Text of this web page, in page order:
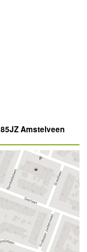
Amstelveen